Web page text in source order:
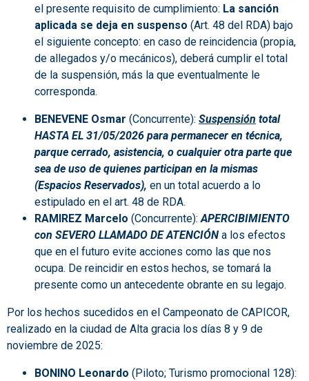
el presente requisito de cumplimiento: La sanción
aplicada se deja en suspenso (Art. 48 del RDA) bajo
el siguiente concepto: en caso de reincidencia (propia,
de allegados y/o mecánicos), deberá cumplir el total
de la suspensión, más la que eventualmente le
corresponda.
BENEVENE Osmar (Concurrente): Suspensión total
HASTA EL 31/05/2026 para permanecer en técnica,
parque cerrado, asistencia, o cualquier otra parte que
sea de uso de quienes participan en la mismas
(Espacios Reservados), en un total acuerdo a lo
estipulado en el art. 48 de RDA.
RAMIREZ Marcelo (Concurrente):APERCIBIMIENTO
con SEVERO LLAMADO DE ATENCIÓN a los efectos
que en el futuro evite acciones como las que nos
ocupa. De reincidir en estos hechos, se tomará la
presente como un antecedente obrante en su legajo.
Por los hechos sucedidos en el Campeonato de CAPICOR,
realizado en la ciudad de Alta gracia los días 8 y 9 de
noviembre de 2025:
BONINO Leonardo (Piloto; Turismo promocional 128):